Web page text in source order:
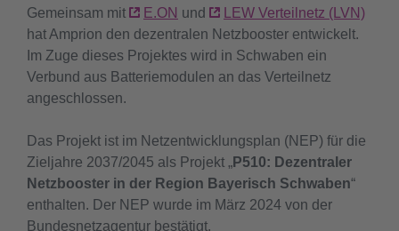
Gemeinsam mit E.ON und
LEW Verteilnetz (LVN)
hat Amprion den dezentralen Netzbooster entwickelt.
Im Zuge dieses Projektes wird in Schwaben ein
Verbund aus Batteriemodulen an das Verteilnetz
angeschlossen.
Das Projekt ist im Netzentwicklungsplan (NEP) für die
Zieljahre 2037/2045 als Projekt „P510: Dezentraler
Netzbooster in der Region Bayerisch Schwaben“
enthalten. Der NEP wurde im März 2024 von der
Bundesnetzagentur bestätigt.